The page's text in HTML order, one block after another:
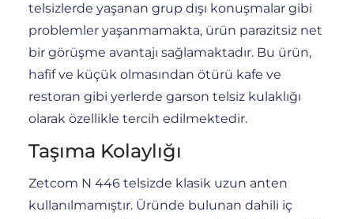
telsizlerde yaşanan grup dışı konuşmalar gibi
problemler yaşanmamakta, ürün parazitsiz net
bir görüşme avantajı sağlamaktadır. Bu ürün,
hafif ve küçük olmasından ötürü kafe ve
restoran gibi yerlerde garson telsiz kulaklığı
olarak özellikle tercih edilmektedir.
Taşıma Kolaylığı
Zetcom N 446 telsizde klasik uzun anten
kullanılmamıştır. Üründe bulunan dahili iç